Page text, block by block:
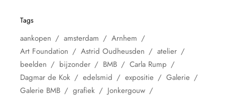
Tags
aankopen amsterdam
Arnhem
Art Foundation
Astrid Oudheusden
atelier
beelden
bijzonder BMB
Carla Rump
Dagmar de Kok
edelsmid expositie
Galerie
Galerie BMB
grafiek
Jonkergouw